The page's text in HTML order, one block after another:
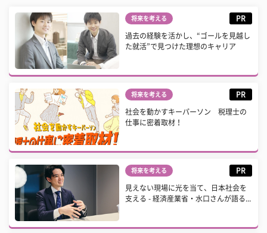
将来を考える PR
過去の経験を活かし、“ゴールを見越し
た就活”で見つけた理想のキャリア
将来を考える PR
社会を動かすキーパーソン 税理士の
仕事に密着取材！
将来を考える PR
見えない現場に光を当て、日本社会を
支える - 経済産業省・水口さんが語る...